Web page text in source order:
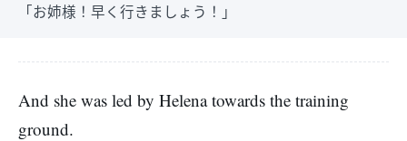
「お姉様！早く行きましょう！」
And she was led by Helena towards the training
ground.